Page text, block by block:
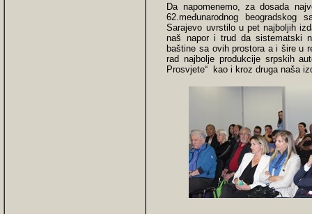
Da napomenemo, za dosada
62.međunarodnog beogradskog
Sarajevo uvrstilo u pet najboljih
naš napor i trud da sistematski
baštine sa ovih prostora a i šire u
rad najbolјe produkcije srpskih
Prosvjete“ kao i kroz druga naša